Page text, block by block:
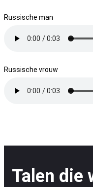
Russische man
Russische vrouw
Talen die